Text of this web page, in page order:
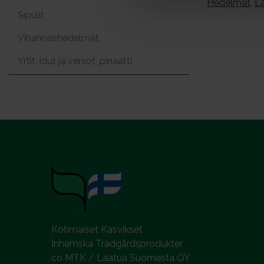
Sipulit
Vihanneshedelmät
Yrtit, idut ja versot, pinaatti
Hedelmät,
Kotimaiset Kasvikset
Inhemska Trädgårdsprodukter
co MTK / Laatua Suomesta OY